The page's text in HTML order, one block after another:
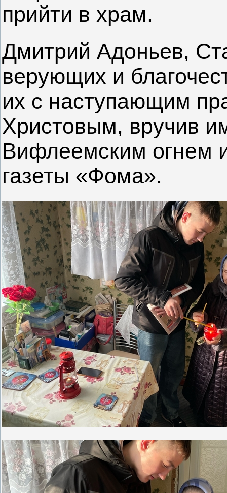
прийти в храм.
Дмитрий Адоньев,
верующих и
их с наступающим
Христовым, вручив
Вифлеемским огнем
газеты «Фома».